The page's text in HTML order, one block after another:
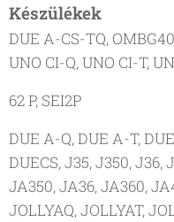
Készülékek
DUE A-CS-TQ,
UNO CI-Q, UNO CI-T,
62 P, SEI2P
DUE A-Q, DUE A-T,
DUECS, J35, J350, J36,
JA350, JA36, JA360,
JOLLYAQ, JOLLYAT,